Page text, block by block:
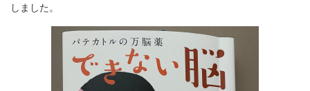
しました。